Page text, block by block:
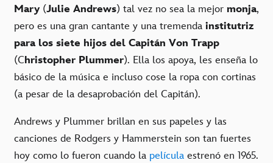
Mary (Julie Andrews) tal vez no sea la mejor monja,
pero es una gran cantante y una tremenda institutriz
para los siete hijos del Capitán Von Trapp
(Christopher Plummer). Ella los apoya, les enseña lo
básico de la música e incluso cose la ropa con cortinas
(a pesar de la desaprobación del Capitán).
Andrews y Plummer brillan en sus papeles y las
canciones de Rodgers y Hammerstein son tan fuertes
hoy como lo fueron cuando la película estrenó en 1965.